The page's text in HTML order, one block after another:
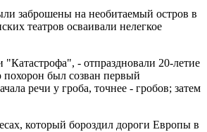
заброшены на необитаемый остров в
театров осваивали нелегкое
- отпраздновали 20-летие
похорон был созван первый
речи у гроба, точнее - гробов; затем
который бороздил дороги Европы в